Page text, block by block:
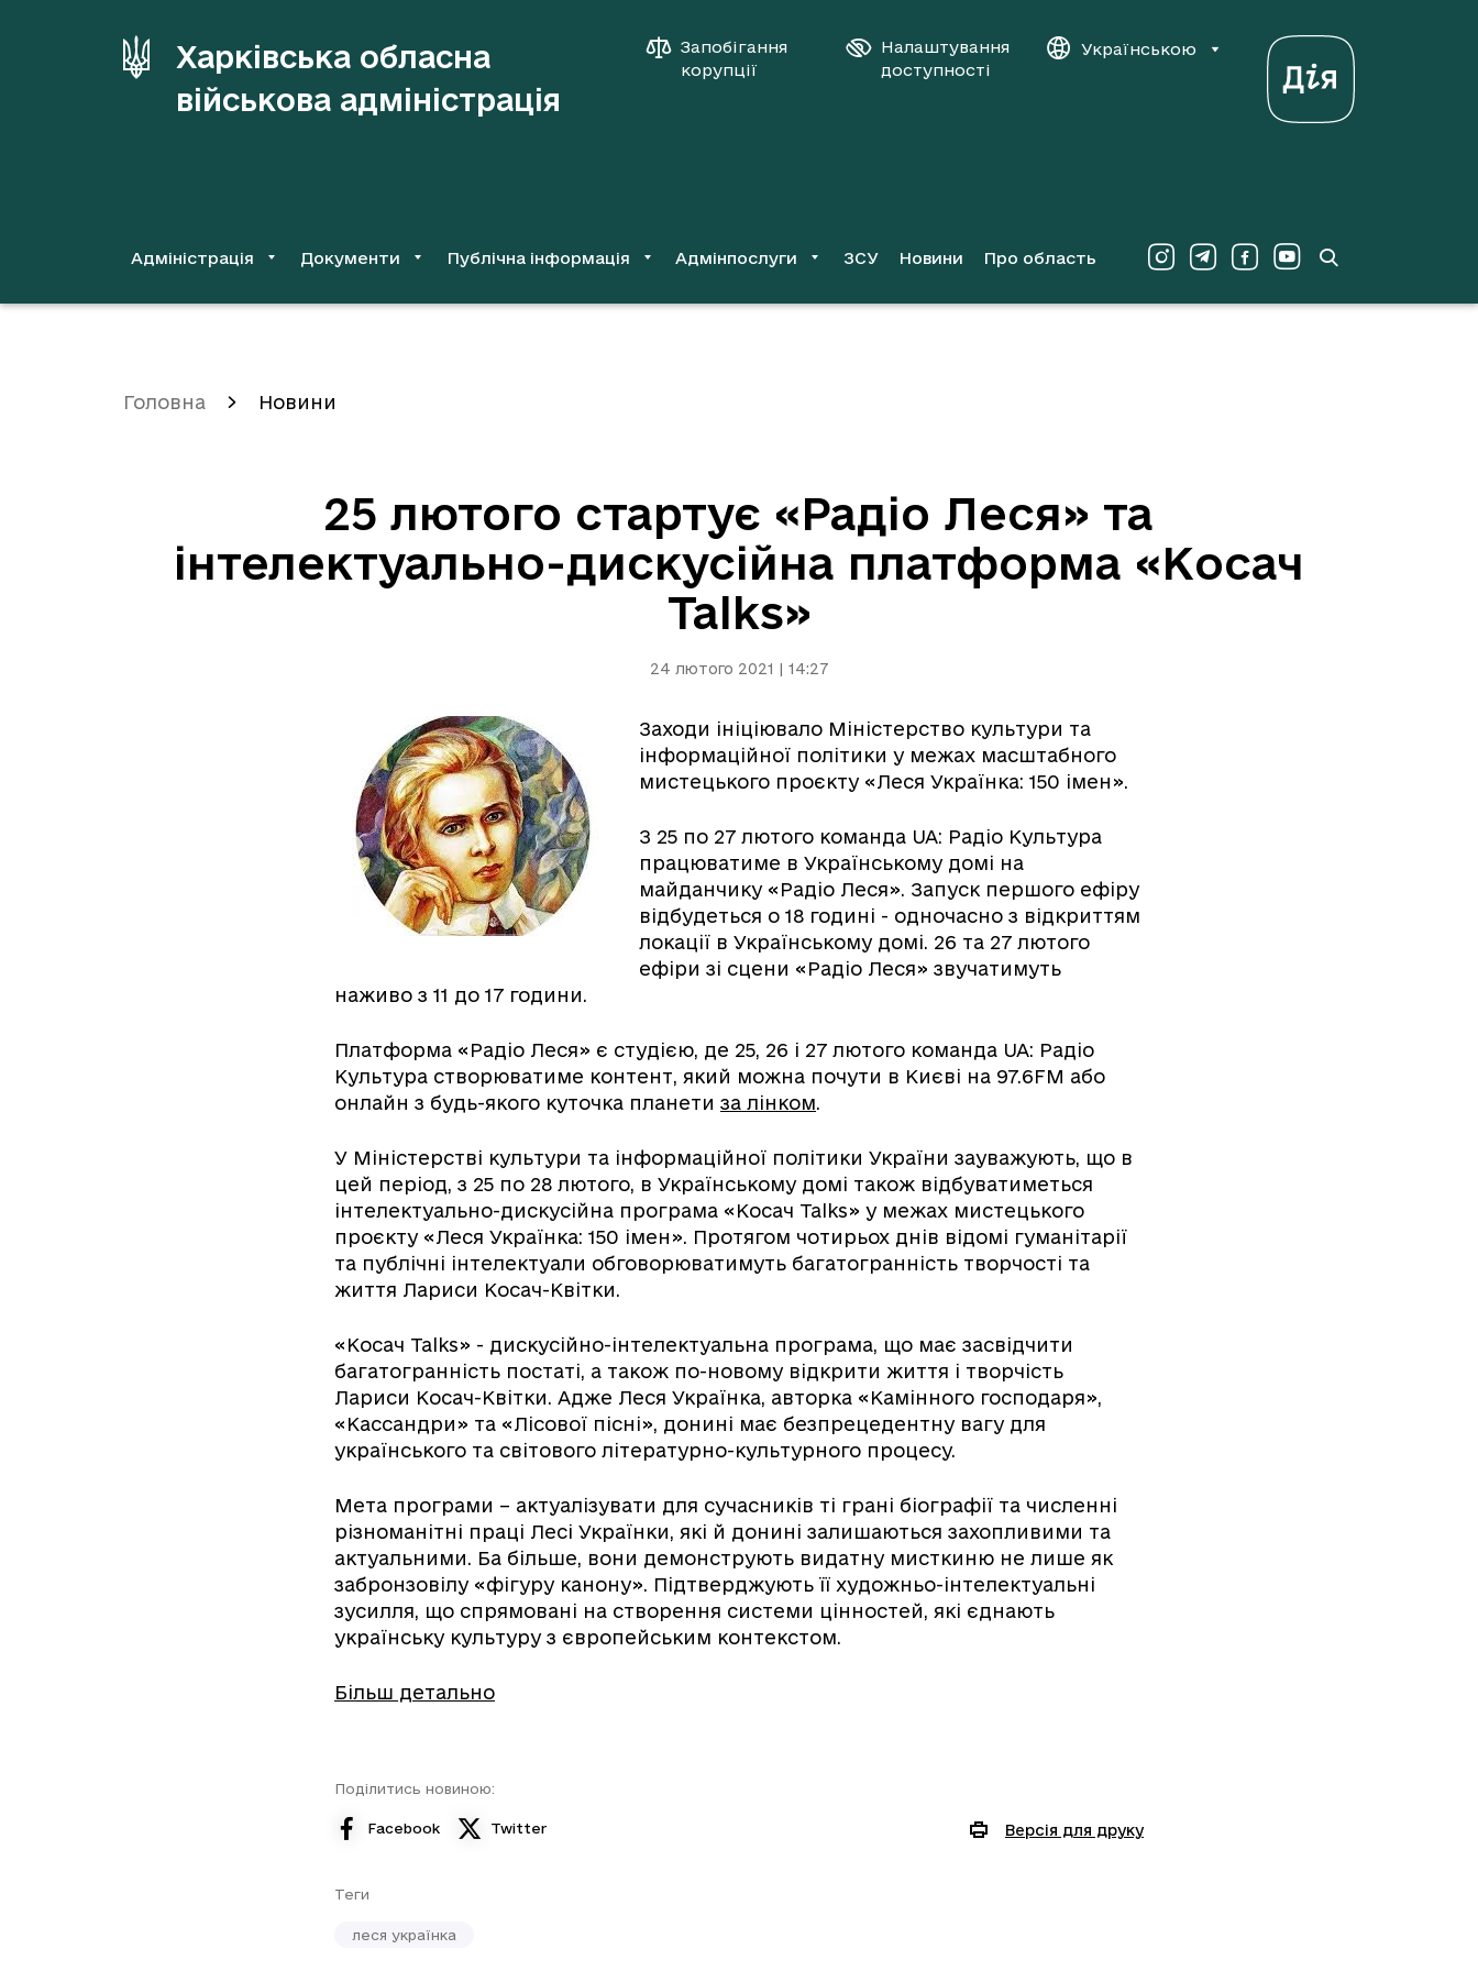
Харківська обласна
військова адміністрація
Запобігання
корупції
Налаштування
доступності
Українською
Адміністрація Документи Публічна інформація Адмінпослуги ЗСУ Новини Про область
Головна Новини
25 лютого стартує «Радіо Леся» та
інтелектуально-дискусійна платформа «Косач
Talks»
24 лютого 2021 | 14:27
Заходи ініціювало Міністерство культури та
інформаційної політики у межах масштабного
мистецького проєкту «Леся Українка: 150 імен».
З 25 по 27 лютого команда UA: Радіо Культура
працюватиме в Українському домі на
майданчику «Радіо Леся». Запуск першого ефіру
відбудеться о 18 годині - одночасно з відкриттям
локації в Українському домі. 26 та 27 лютого
ефіри зі сцени «Радіо Леся» звучатимуть
наживо з 11 до 17 години.
Платформа «Радіо Леся» є студією, де 25, 26 і 27 лютого команда UA: Радіо
Культура створюватиме контент, який можна почути в Києві на 97.6FM або
онлайн з будь-якого куточка планети за лінком.
У Міністерстві культури та інформаційної політики України зауважують, що в
цей період, з 25 по 28 лютого, в Українському домі також відбуватиметься
інтелектуально-дискусійна програма «Косач Talks» у межах мистецького
проєкту «Леся Українка: 150 імен». Протягом чотирьох днів відомі гуманітарії
та публічні інтелектуали обговорюватимуть багатогранність творчості та
життя Лариси Косач-Квітки.
«Косач Talks» - дискусійно-інтелектуальна програма, що має засвідчити
багатогранність постаті, а також по-новому відкрити життя і творчість
Лариси Косач-Квітки. Адже Леся Українка, авторка «Камінного господаря»,
«Кассандри» та «Лісової пісні», донині має безпрецедентну вагу для
українського та світового літературно-культурного процесу.
Мета програми – актуалізувати для сучасників ті грані біографії та численні
різноманітні праці Лесі Українки, які й донині залишаються захопливими та
актуальними. Ба більше, вони демонструють видатну мисткиню не лише як
забронзовілу «фігуру канону». Підтверджують її художньо-інтелектуальні
зусилля, що спрямовані на створення системи цінностей, які єднають
українську культуру з європейським контекстом.
Більш детально
Поділитись новиною:
Facebook Twitter Версія для друку
Теги
леся українка